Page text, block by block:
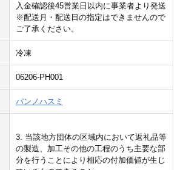
入金確認後45営業日以内に事業者より発送
※配送月・配送日の指定はできませんので
ご了承ください。
冷凍
06206-PH001
パンノハスミ
3. 当該地方団体の区域内において返礼品等
の製造、加工その他の工程のうち主要な部
分を行うことにより相応の付加価値が生じ